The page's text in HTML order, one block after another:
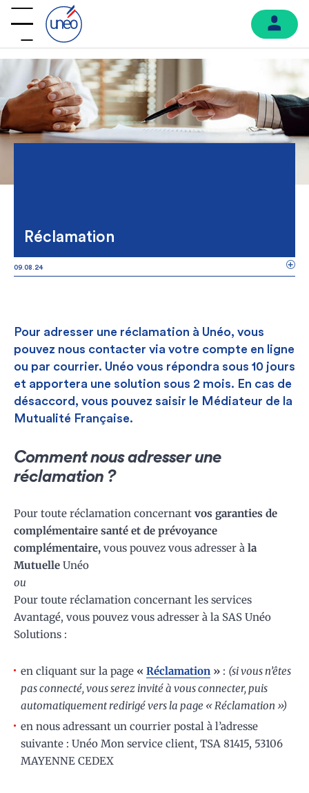
Réclamation
09.08.24
Pour adresser une réclamation à Unéo, vous
pouvez nous contacter via votre compte en ligne
ou par courrier. Unéo vous répondra sous 10 jours
et apportera une solution sous 2 mois. En cas de
désaccord, vous pouvez saisir le Médiateur de la
Mutualité Française.
Comment nous adresser une
réclamation ?
Pour toute réclamation concernant vos garanties de
complémentaire santé et de prévoyance
complémentaire, vous pouvez vous adresser à la
Mutuelle Unéo
ou
Pour toute réclamation concernant les services
Avantagé, vous pouvez vous adresser à la SAS Unéo
Solutions :
en cliquant sur la page « Réclamation » : (si vous n’êtes
pas connecté, vous serez invité à vous connecter, puis
automatiquement redirigé vers la page « Réclamation »)
en nous adressant un courrier postal à l’adresse
suivante : Unéo Mon service client, TSA 81415, 53106
MAYENNE CEDEX